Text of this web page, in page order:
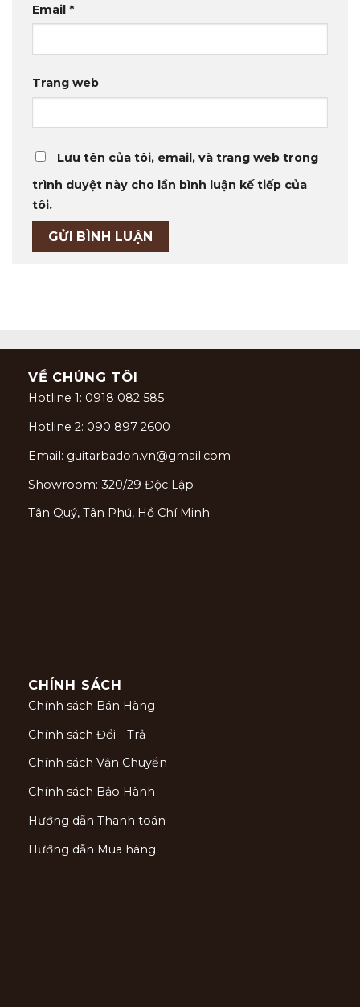
Email *
Trang web
Lưu tên của tôi, email, và trang web trong
trình duyệt này cho lần bình luận kế tiếp của
tôi.
VỀ CHÚNG TÔI
Hotline 1: 0918 082 585
Hotline 2: 090 897 2600
Email: guitarbadon.vn@gmail.com
Showroom: 320/29 Độc Lập
Tân Quý, Tân Phú, Hồ Chí Minh
CHÍNH SÁCH
Chính sách Bán Hàng
Chính sách Đổi - Trả
Chính sách Vận Chuyển
Chính sách Bảo Hành
Hướng dẫn Thanh toán
Hướng dẫn Mua hàng